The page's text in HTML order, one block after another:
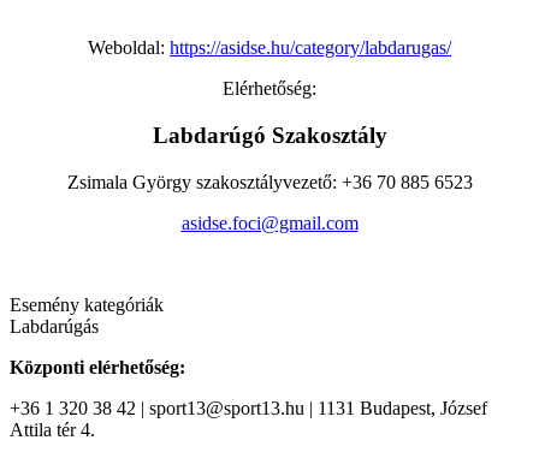
Weboldal: https://asidse.hu/category/labdarugas/
Elérhetőség:
Labdarúgó Szakosztály
Zsimala György szakosztályvezető: +36 70 885 6523
asidse.foci@gmail.com
Esemény kategóriák
Labdarúgás
Központi elérhetőség:
+36 1 320 38 42 | sport13@sport13.hu | 1131 Budapest, József
Attila tér 4.